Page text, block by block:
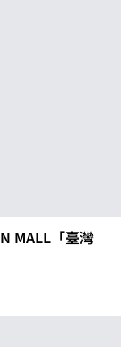
MALL「臺灣